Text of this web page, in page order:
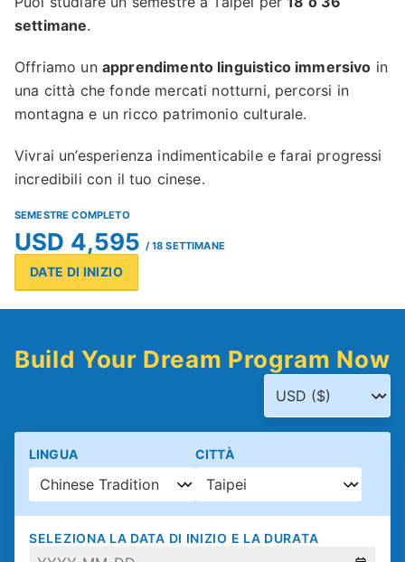
settimane.
Offriamo un apprendimento linguistico immersivo in
una città che fonde mercati notturni, percorsi in
montagna e un ricco patrimonio culturale.
Vivrai un’esperienza indimenticabile e farai progressi
incredibili con il tuo cinese.
SEMESTRE COMPLETO
USD 4,595 / 18 SETTIMANE
DATE DI INIZIO
Build Your Dream Program Now
LINGUA CITTÀ
SELEZIONA LA DATA DI INIZIO E LA DURATA